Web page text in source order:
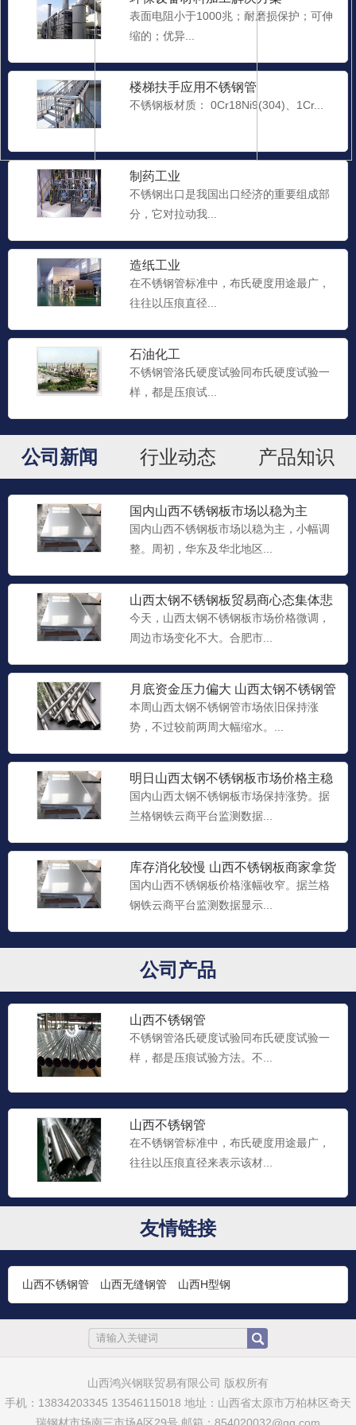
表面电阻小于1000兆；耐磨损保护；可伸
缩的；优异...
楼梯扶手应用不锈钢管
不锈钢板材质： 0Cr18Ni9(304)、1Cr...
制药工业
不锈钢出口是我国出口经济的重要组成部
分，它对拉动我...
造纸工业
在不锈钢管标准中，布氏硬度用途最广，
往往以压痕直径...
石油化工
不锈钢管洛氏硬度试验同布氏硬度试验一
样，都是压痕试...
公司新闻 行业动态 产品知识
国内山西不锈钢板市场以稳为主
国内山西不锈钢板市场以稳为主，小幅调
整。周初，华东及华北地区...
山西太钢不锈钢板​贸易商心态集体悲
观 备货意愿降至冰点
今天，山西太钢不锈钢板市场价格微调，
周边市场变化不大。合肥市...
月底资金压力偏大 山西太钢不锈钢管​
贸易商松动出货意愿明显
本周山西太钢不锈钢管市场依旧保持涨
势，不过较前两周大幅缩水。...
明日山西太钢不锈钢板市场价格主稳
个涨
国内山西太钢不锈钢板市场保持涨势。据
兰格钢铁云商平台监测数据...
库存消化较慢 山西不锈钢板商家拿货
暂缓
国内山西不锈钢板价格涨幅收窄。据兰格
钢铁云商平台监测数据显示...
公司产品
山西不锈钢管
不锈钢管的内径在6.0mm以上，壁厚在
13mm以下的退火不锈...
山西厚壁不锈钢管
方法，可用于测定很薄的金...
山西不锈钢管
不锈钢管洛氏硬度试验同布氏硬度试验一
样，都是压痕试验方法。不...
山西不锈钢管
在不锈钢管标准中，布氏硬度用途最广，
往往以压痕直径来表示该材...
山西不锈钢管
不锈钢管一般常用布氏、洛氏、维氏三种
山西太钢不锈钢管
不锈钢钢管是一种中空的长条圆形钢材，
友情链接
山西不锈钢管 山西无缝钢管 山西H型钢
山西鸿兴钢联贸易有限公司 版权所有
手机：13834203345 13546115018 地址：山西省太原市万柏林区奇天